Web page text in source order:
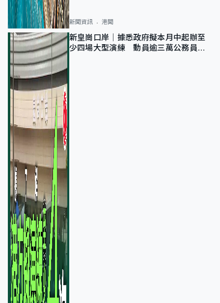
新聞資訊 港聞
新皇崗口岸｜據悉政府擬本月中起辦至
少四場大型演練 動員逾三萬公務員人